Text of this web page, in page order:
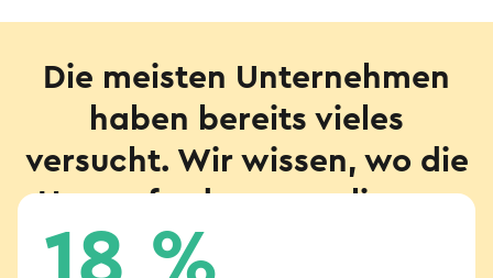
Die meisten Unternehmen
haben bereits vieles
versucht. Wir wissen, wo die
Herausforderungen liegen.
18 %